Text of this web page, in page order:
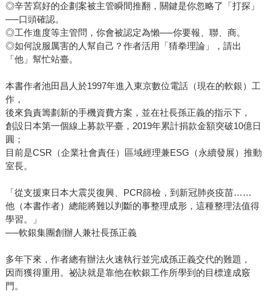
◎辛苦寫好的企劃案被主管瞬間推翻，關鍵是你忽略了「打探」
──口頭確認。
◎工作進度等主管問，你會被認定為懶──你要報、聯、商。
◎如何說服厲害的人幫自己？作者活用「猜拳理論」，請出
「他」幫忙站臺。
本書作者池田昌人於1997年進入東京數位電話（現在的軟銀）工
作，
後來負責籌劃新的手機資費方案，並在社長孫正義的指示下，
創設日本第一個線上募款平臺，2019年累計捐款金額突破10億日
圓；
目前是CSR（企業社會責任）區域經理兼ESG（永續發展）推動
室長。
「從支援東日本大震災復興、PCR篩檢，到新冠肺炎疫苗……
他（本書作者）總能將難以判斷的事整理成形，這種整理法值得
學習。」
──軟銀集團創辦人兼社長孫正義
多年下來，作者總有辦法火速執行並完成孫正義交代的難題，
因而獲得重用。祕訣就是靠他在軟銀工作所學到的目標達成竅
門。